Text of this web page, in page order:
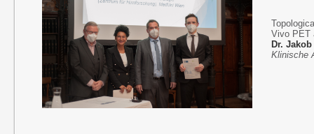
Vivo PET
Dr.
Klinische